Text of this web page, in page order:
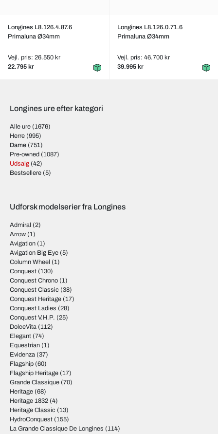
Longines L8.126.4.87.6
Primaluna Ø34mm
Vejl. pris: 26.550 kr
22.795 kr
Longines L8.126.0.71.6
Primaluna Ø34mm
Vejl. pris: 46.700 kr
39.995 kr
Longines ure efter kategori
Alle ure (1676)
Herre (995)
Dame (751)
Pre-owned (1087)
Udsalg (42)
Bestsellere (5)
Udforsk modelserier fra Longines
Admiral (2)
Arrow (1)
Avigation (1)
Avigation Big Eye (5)
Column Wheel (1)
Conquest (130)
Conquest Chrono (1)
Conquest Classic (38)
Conquest Heritage (17)
Conquest Ladies (28)
Conquest V.H.P. (25)
DolceVita (112)
Elegant (74)
Equestrian (1)
Evidenza (37)
Flagship (60)
Flagship Heritage (17)
Grande Classique (70)
Heritage (68)
Heritage 1832 (4)
Heritage Classic (13)
HydroConquest (155)
La Grande Classique De Longines (114)